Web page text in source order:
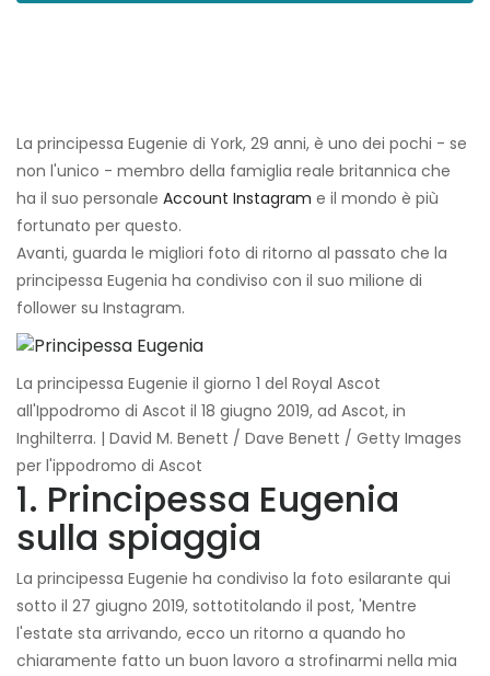
La principessa Eugenie di York, 29 anni, è uno dei pochi - se
non l'unico - membro della famiglia reale britannica che
ha il suo personale Account Instagram e il mondo è più
fortunato per questo.
Avanti, guarda le migliori foto di ritorno al passato che la
principessa Eugenia ha condiviso con il suo milione di
follower su Instagram.
La principessa Eugenie il giorno 1 del Royal Ascot
all'Ippodromo di Ascot il 18 giugno 2019, ad Ascot, in
Inghilterra. | David M. Benett / Dave Benett / Getty Images
per l'ippodromo di Ascot
1. Principessa Eugenia
sulla spiaggia
La principessa Eugenie ha condiviso la foto esilarante qui
sotto il 27 giugno 2019, sottotitolando il post, 'Mentre
l'estate sta arrivando, ecco un ritorno a quando ho
chiaramente fatto un buon lavoro a strofinarmi nella mia